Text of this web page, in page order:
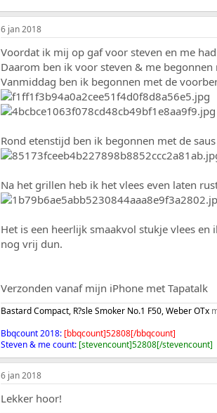
6 jan 2018
Voordat ik mij op gaf voor steven en me
Daarom ben ik voor steven & me begonnen
Vanmiddag ben ik begonnen met de
Rond etenstijd ben ik begonnen met de
Na het grillen heb ik het vlees even laten
Het is een heerlijk smaakvol stukje vlees
nog vrij dun.
Verzonden vanaf mijn iPhone met Tapatalk
Bastard Compact, R?sle Smoker No.1 F50, Weber OTx
Bbqcount 2018: [bbqcount]52808[/bbqcount]
Steven & me count: [stevencount]52808[/stevencount]
6 jan 2018
Lekker hoor!